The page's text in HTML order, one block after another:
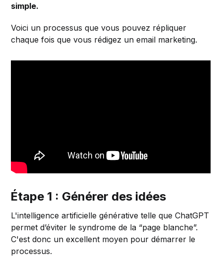
simple.
Voici un processus que vous pouvez répliquer
chaque fois que vous rédigez un email marketing.
Étape 1 : Générer des idées
L'intelligence artificielle générative telle que ChatGPT
permet d’éviter le syndrome de la “page blanche”.
C'est donc un excellent moyen pour démarrer le
processus.